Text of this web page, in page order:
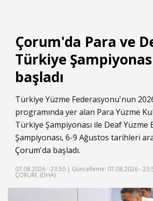
Çorum'da Para ve
Türkiye
başladı
Türkiye Yüzme Federasyonu'nun
programında yer alan Para Yüzme
Türkiye Şampiyonası ile Deaf Yüzme
Şampiyonası, 6-9 Ağustos tarihleri
Çorum'da başladı.
07.08.2026 - 23:50 | Güncelleme: 07.08.2026 -
ÇORUM, (DHA)